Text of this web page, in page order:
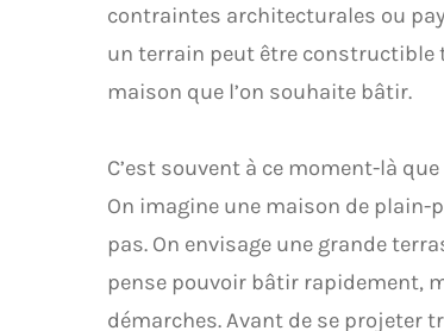
contraintes architecturales ou
un terrain peut être
maison que l’on souhaite bâtir.
C’est souvent à ce moment-là
On imagine une maison de plain-
pas. On envisage une grande
pense pouvoir bâtir rapidement,
démarches. Avant de se projeter